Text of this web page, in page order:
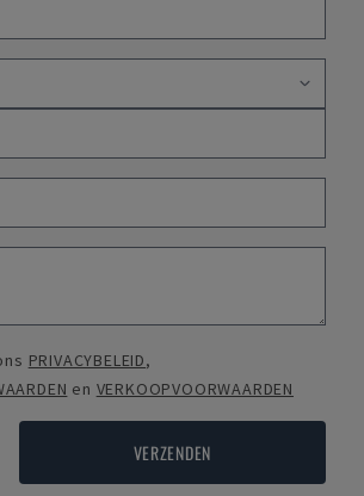
PRIVACYBELEID,
en VERKOOPVOORWAARDEN
VERZENDEN